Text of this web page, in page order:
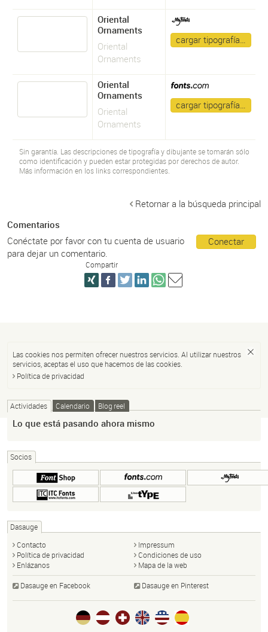
Oriental
Ornaments
Oriental
Ornaments
cargar tipografía…
Oriental
Ornaments
Oriental
Ornaments
cargar tipografía…
Sin garantía. Las descripciones de tipografía y dibujante se tomarán sólo
como identificación y pueden estar protegidas por derechos de autor.
Más información en los links correspondientes.
Retornar a la búsqueda principal
Comentarios
Conectar
Conéctate por favor con tu cuenta de usuario
para dejar un comentario.
Compartir
Las cookies nos permiten ofrecer nuestros servicios. Al utilizar nuestros
servicios, aceptas el uso que hacemos de las cookies.
Política de privacidad
Actividades Calendario Blog reel
Lo que está pasando ahora mismo
Socios
Dasauge
Contacto
Impressum
Política de privacidad
Condiciones de uso
Enlázanos
Mapa de la web
Dasauge en Facebook Dasauge en Pinterest